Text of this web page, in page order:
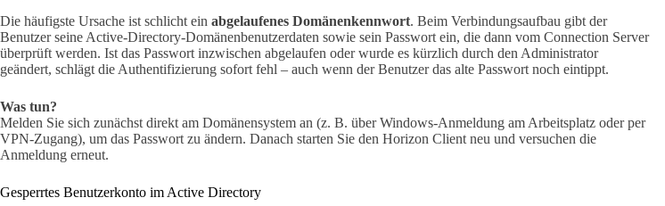
Die häufigste Ursache ist schlicht ein abgelaufenes Domänenkennwort. Beim Verbindungsaufbau gibt der
Benutzer seine Active-Directory-Domänenbenutzerdaten sowie sein Passwort ein, die dann vom Connection Server
überprüft werden. Ist das Passwort inzwischen abgelaufen oder wurde es kürzlich durch den Administrator
geändert, schlägt die Authentifizierung sofort fehl – auch wenn der Benutzer das alte Passwort noch eintippt.
Was tun?
Melden Sie sich zunächst direkt am Domänensystem an (z. B. über Windows-Anmeldung am Arbeitsplatz oder per
VPN-Zugang), um das Passwort zu ändern. Danach starten Sie den Horizon Client neu und versuchen die
Anmeldung erneut.
Gesperrtes Benutzerkonto im Active Directory